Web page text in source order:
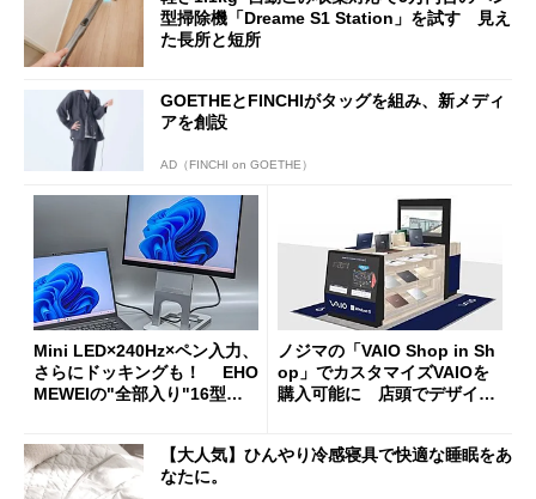
型掃除機「Dreame S1 Station」を試す 見え
た長所と短所
GOETHEとFINCHIがタッグを組み、新メディ
アを創設
AD（FINCHI on GOETHE）
Mini LED×240Hz×ペン入力、
さらにドッキングも！ EHO
MEWEIの"全部入り"16型モ
ノジマの「VAIO Shop in Sh
op」でカスタマイズVAIOを
購入可能に 店頭でデザイン
【大人気】ひんやり冷感寝具で快適な睡眠をあ
なたに。